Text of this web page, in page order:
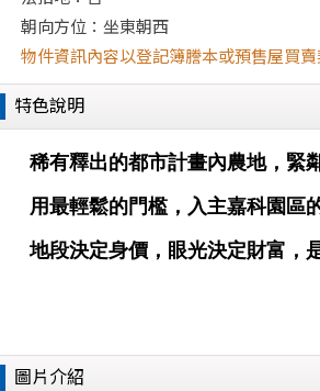
朝向方位：坐東朝西
物件資訊內容以登記簿謄本或預售屋買
特色說明
圖片介紹